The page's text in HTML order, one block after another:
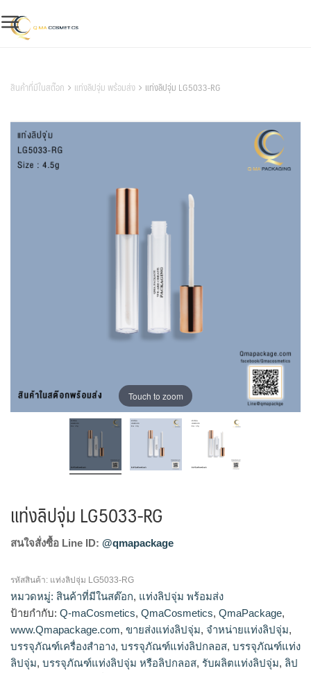
to
content
สินค้าที่มีในสต๊อก แท่งลิปจุ่ม พร้อมส่ง แท่งลิปจุ่ม LG5033-RG
Touch to zoom
แท่งลิปจุ่ม LG5033-RG
สนใจสั่งซื้อ Line ID: @qmapackage
รหัสสินค้า: แท่งลิปจุ่ม LG5033-RG
หมวดหมู่: สินค้าที่มีในสต๊อก, แท่งลิปจุ่ม พร้อมส่ง
ป้ายกำกับ: Q-maCosmetics, QmaCosmetics, QmaPackage,
www.Qmapackage.com, ขายส่งแท่งลิปจุ่ม, จำหน่ายแท่งลิปจุ่ม,
บรรจุภัณฑ์เครื่องสำอาง, บรรจุภัณฑ์แท่งลิปกลอส, บรรจุภัณฑ์แท่ง
ลิปจุ่ม, บรรจุภัณฑ์แท่งลิปจุ่ม หรือลิปกลอส, รับผลิตแท่งลิปจุ่ม, ลิป